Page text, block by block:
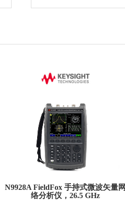
N9928A FieldFox 手持式微波矢量网
络分析仪，26.5 GHz